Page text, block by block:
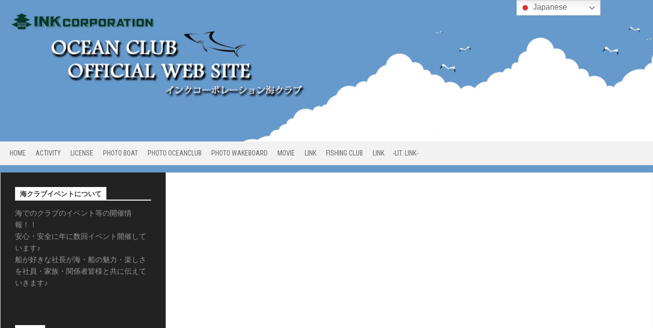
content
HOME ACTIVITY LICENSE PHOTO BOAT PHOTO OCEANCLUB PHOTO WAKEBOARD MOVIE LINK FISHING CLUB LINK -LIT. LINK-
海クラブイベントについて
海でのクラブのイベント等の開催情
報！！
安心・安全に年に数回イベント開催して
います♪
船が好きな社長が海・船の魅力・楽しさ
を社員・家族・関係者皆様と共に伝えて
いきます♪
Japanese